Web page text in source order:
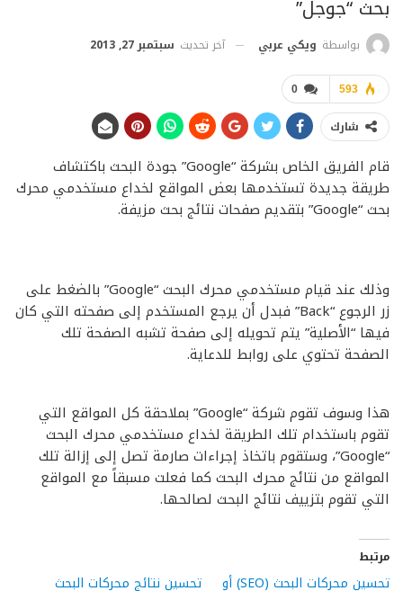
بحث “جوجل”
بواسطة ويكي عربي آخر تحديث سبتمبر 27, 2013
0 593
شارك
قام الفريق الخاص بشركة “Google” جودة البحث باكتشاف
طريقة جديدة تستخدمها بعض المواقع لخداع مستخدمي محرك
بحث “Google” بتقديم صفحات نتائج بحث مزيفة.
وذلك عند قيام مستخدمي محرك البحث “Google” بالضغط على
زر الرجوع “Back” فبدل أن يرجع المستخدم إلى صفحته التي كان
فيها “الأصلية” يتم تحويله إلى صفحة تشبه الصفحة تلك
الصفحة تحتوي على روابط للدعاية.
هذا وسوف تقوم شركة “Google” بملاحقة كل المواقع التي
تقوم باستخدام تلك الطريقة لخداع مستخدمي محرك البحث
“Google”، وستقوم باتخاذ إجراءات صارمة تصل إلى إزالة تلك
المواقع من نتائج محرك البحث كما فعلت مسبقاً مع المواقع
التي تقوم بتزييف نتائج البحث لصالحها.
مرتبط
تحسين محركات البحث (SEO) أو تحسين نتائج محركات البحث